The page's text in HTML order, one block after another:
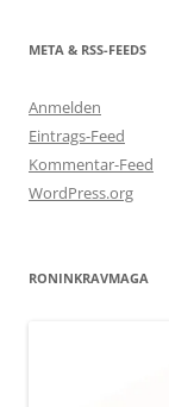
META & RSS-FEEDS
Anmelden
Eintrags-Feed
Kommentar-Feed
WordPress.org
RONINKRAVMAGA